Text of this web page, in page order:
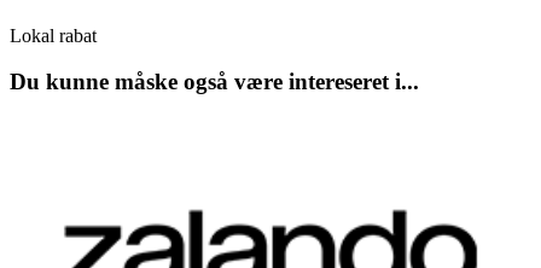
Lokal rabat
Du kunne måske også være intereseret i...